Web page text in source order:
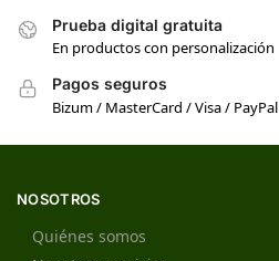
Prueba digital gratuita
En productos con personalización
Pagos seguros
Bizum / MasterCard / Visa / PayPal
NOSOTROS
Quiénes somos